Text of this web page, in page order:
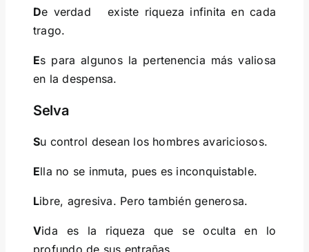
De verdad existe riqueza infinita en cada
trago.
Es para algunos la pertenencia más valiosa
en la despensa.
Selva
Su control desean los hombres avariciosos.
Ella no se inmuta, pues es inconquistable.
Libre, agresiva. Pero también generosa.
Vida es la riqueza que se oculta en lo